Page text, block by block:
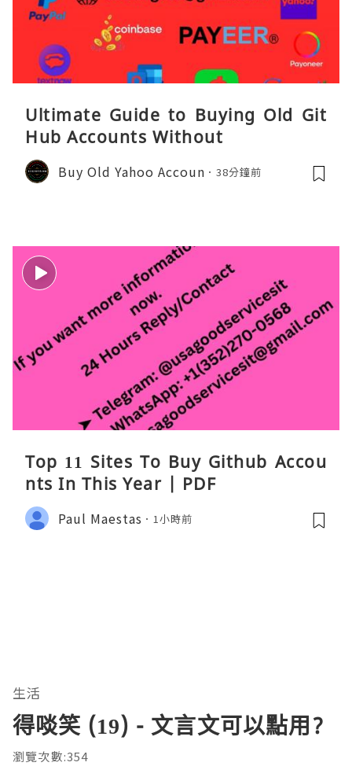
Ultimate Guide to Buying Old Git
Hub Accounts Without
Buy Old Yahoo Accoun 38分鐘前
Top 11 Sites To Buy Github Accou
nts In This Year | PDF
Paul Maestas 1小時前
生活
得啖笑 (19) - 文言文可以點用?
瀏覽次數:354